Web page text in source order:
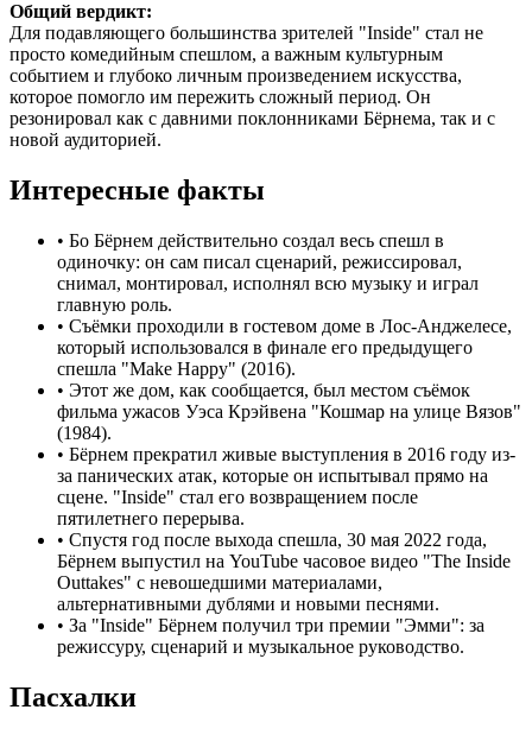
Общий вердикт:
Для подавляющего большинства зрителей "Inside" стал не
просто комедийным спешлом, а важным культурным
событием и глубоко личным произведением искусства,
которое помогло им пережить сложный период. Он
резонировал как с давними поклонниками Бёрнема, так и с
новой аудиторией.
Интересные факты
• Бо Бёрнем действительно создал весь спешл в
одиночку: он сам писал сценарий, режиссировал,
снимал, монтировал, исполнял всю музыку и играл
главную роль.
• Съёмки проходили в гостевом доме в Лос-Анджелесе,
который использовался в финале его предыдущего
спешла "Make Happy" (2016).
• Этот же дом, как сообщается, был местом съёмок
фильма ужасов Уэса Крэйвена "Кошмар на улице Вязов"
(1984).
• Бёрнем прекратил живые выступления в 2016 году из-
за панических атак, которые он испытывал прямо на
сцене. "Inside" стал его возвращением после
пятилетнего перерыва.
• Спустя год после выхода спешла, 30 мая 2022 года,
Бёрнем выпустил на YouTube часовое видео "The Inside
Outtakes" с невошедшими материалами,
альтернативными дублями и новыми песнями.
• За "Inside" Бёрнем получил три премии "Эмми": за
режиссуру, сценарий и музыкальное руководство.
Пасхалки